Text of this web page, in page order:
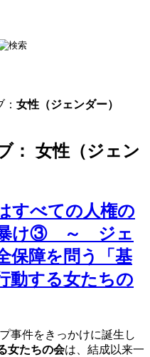
女性（ジェンダー）
： 女性（ジェン
すべての人権の
暴け③ ～ ジェ
保障を問う「基
動する女たちの
事件をきっかけに誕生し
女たちの会は、結成以来一